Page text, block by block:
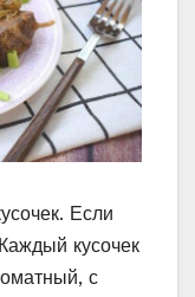
Если
кусочек
с